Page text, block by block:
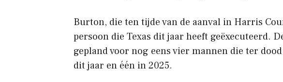
Burton, die ten tijde van de aanval in Harris
persoon die Texas dit jaar heeft geëxecuteerd.
gepland voor nog eens vier mannen die ter
dit jaar en één in 2025.